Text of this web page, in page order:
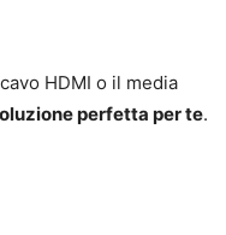
HDMI o il media
perfetta per te.